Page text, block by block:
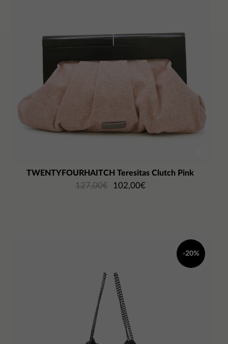
TWENTYFOURHAITCH Teresitas Clutch Pink
127,00€ 102,00€
-20%